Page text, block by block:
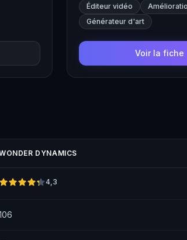
effects accessible to
Éditeur vidéo
Générateur d'art
Voir la fiche
DYNAMICS
4,3